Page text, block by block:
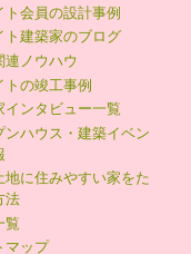
ト会員の設計事例
ト建築家のブログ
連ノウハウ
トの竣工事例
インタビュー一覧
ンハウス・建築イベン
地に住みやすい家をた
法
覧
マップ